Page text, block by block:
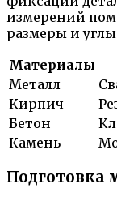
измерений
размеры и
Материалы
Металл
Кирпич
Бетон
Камень
Подготовка